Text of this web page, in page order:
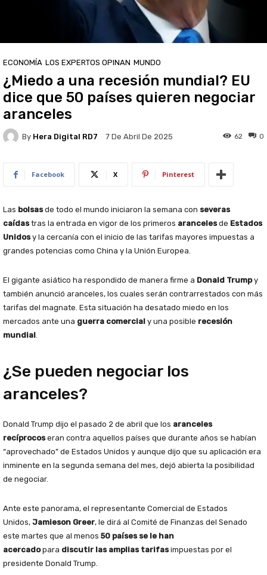
ECONOMÍA LOS EXPERTOS OPINAN MUNDO
¿Miedo a una recesión mundial? EU
dice que 50 países quieren negociar
aranceles
By Hera Digital RD7 7 De Abril De 2025 0
62
Facebook X Pinterest
Las bolsasde todo el mundo iniciaron la semana con severas
caídastras la entrada en vigor de los primeros arancelesde Estados
Unidosy la cercanía con el inicio de las tarifas mayores impuestas a
grandes potencias como China y la Unión Europea.
El gigante asiático ha respondido de manera firme a Donald Trumpy
también anunció aranceles, los cuales serán contrarrestados con más
tarifas del magnate. Esta situación ha desatado miedo en los
mercados ante una guerra comercial y una posible recesión
mundial.
¿Se pueden negociar los
aranceles?
Donald Trump dijo el pasado 2 de abril que los aranceles
recíprocoseran contra aquellos países que durante años se habían
“aprovechado” de Estados Unidos y aunque dijo que su aplicación era
inminente en la segunda semana del mes, dejó abierta la posibilidad
de negociar.
Ante este panorama, el representante Comercial de Estados
Unidos, Jamieson Greer, le dirá al Comité de Finanzas del Senado
este martes que al menos 50 países se le han
acercadopara discutir las amplias tarifasimpuestas por el
presidente Donald Trump.